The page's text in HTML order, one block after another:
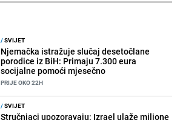
/SVIJET
Njemačka istražuje slučaj desetočlane
porodice iz BiH: Primaju 7.300 eura
socijalne pomoći mjesečno
PRIJE OKO 22H
/SVIJET
Stručnjaci upozoravaju: Izrael ulaže milione